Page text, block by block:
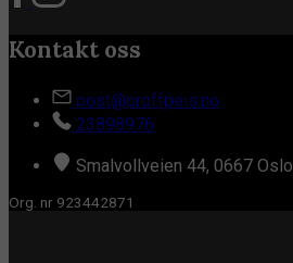
Kontakt oss
post@proffpeis.no
23898976
Smalvollveien 44, 0667 Oslo
Org. nr 923442871